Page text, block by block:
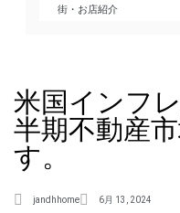
米国インフ
半期不動産
す。
jandhhome 6月 13, 2024
街・お店紹介